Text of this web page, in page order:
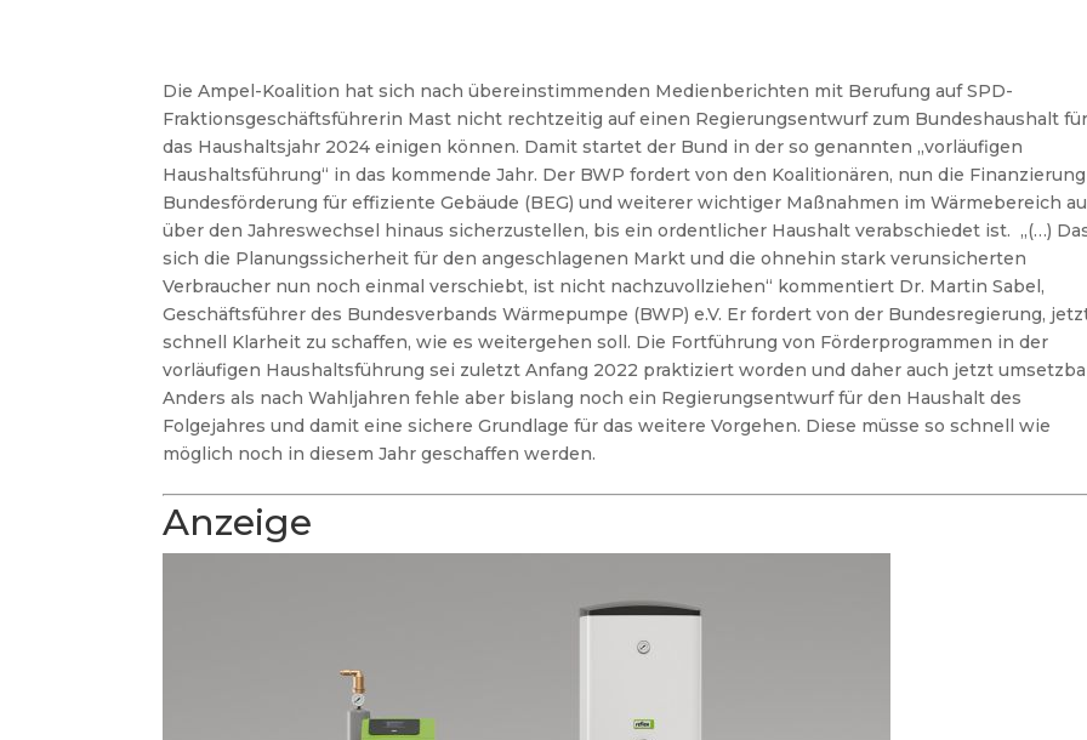
Die Ampel-Koalition hat sich nach übereinstimmenden Medienberichten mit Berufung auf SPD-
Fraktionsgeschäftsführerin Mast nicht rechtzeitig auf einen Regierungsentwurf zum Bundeshaushalt
das Haushaltsjahr 2024 einigen können. Damit startet der Bund in der so genannten „vorläufigen
Haushaltsführung“ in das kommende Jahr. Der BWP fordert von den Koalitionären, nun die
Bundesförderung für effiziente Gebäude (BEG) und weiterer wichtiger Maßnahmen im Wärmebereich
über den Jahreswechsel hinaus sicherzustellen, bis ein ordentlicher Haushalt verabschiedet ist. „(…)
sich die Planungssicherheit für den angeschlagenen Markt und die ohnehin stark verunsicherten
Verbraucher nun noch einmal verschiebt, ist nicht nachzuvollziehen“ kommentiert Dr. Martin Sabel,
Geschäftsführer des Bundesverbands Wärmepumpe (BWP) e.V. Er fordert von der Bundesregierung,
schnell Klarheit zu schaffen, wie es weitergehen soll. Die Fortführung von Förderprogrammen in der
vorläufigen Haushaltsführung sei zuletzt Anfang 2022 praktiziert worden und daher auch jetzt
Anders als nach Wahljahren fehle aber bislang noch ein Regierungsentwurf für den Haushalt des
Folgejahres und damit eine sichere Grundlage für das weitere Vorgehen. Diese müsse so schnell wie
möglich noch in diesem Jahr geschaffen werden.
Anzeige